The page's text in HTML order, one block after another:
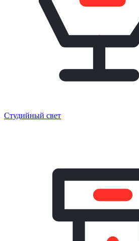
Студийный свет